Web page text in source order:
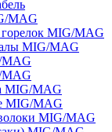
MAG
горелок MIG/MAG
MIG/MAG
MAG
MAG
MIG/MAG
MIG/MAG
MIG/MAG